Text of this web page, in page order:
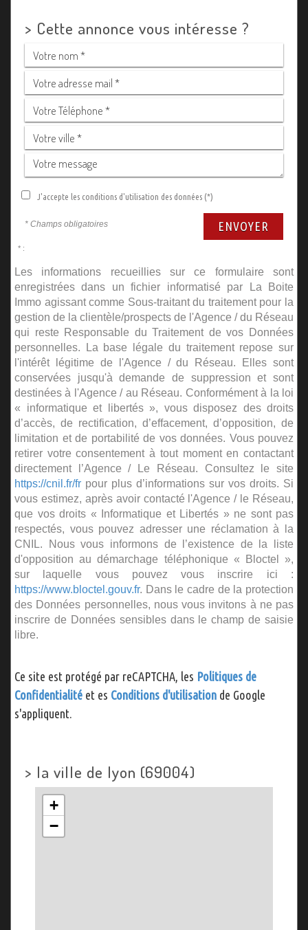
> Cette annonce vous intéresse ?
J'accepte les conditions d'utilisation des données (*)
* Champs obligatoires ENVOYER
* :
Les informations recueillies sur ce formulaire sont
enregistrées dans un fichier informatisé par La Boite
Immo agissant comme Sous-traitant du traitement pour la
gestion de la clientèle/prospects de l'Agence / du Réseau
qui reste Responsable du Traitement de vos Données
personnelles. La base légale du traitement repose sur
l'intérêt légitime de l'Agence / du Réseau. Elles sont
conservées jusqu'à demande de suppression et sont
destinées à l'Agence / au Réseau. Conformément à la loi
« informatique et libertés », vous disposez des droits
d’accès, de rectification, d’effacement, d’opposition, de
limitation et de portabilité de vos données. Vous pouvez
retirer votre consentement à tout moment en contactant
directement l’Agence / Le Réseau. Consultez le site
https://cnil.fr/fr pour plus d’informations sur vos droits. Si
vous estimez, après avoir contacté l'Agence / le Réseau,
que vos droits « Informatique et Libertés » ne sont pas
respectés, vous pouvez adresser une réclamation à la
CNIL. Nous vous informons de l’existence de la liste
d'opposition au démarchage téléphonique « Bloctel »,
sur laquelle vous pouvez vous inscrire ici :
https://www.bloctel.gouv.fr. Dans le cadre de la protection
des Données personnelles, nous vous invitons à ne pas
inscrire de Données sensibles dans le champ de saisie
libre.
Ce site est protégé par reCAPTCHA, les Politiques de
Confidentialité et es Conditions d'utilisation de Google
s'appliquent.
> la ville de lyon (69004)
+
−